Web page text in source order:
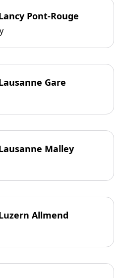
Pont-Rouge
Gare
Malley
Allmend